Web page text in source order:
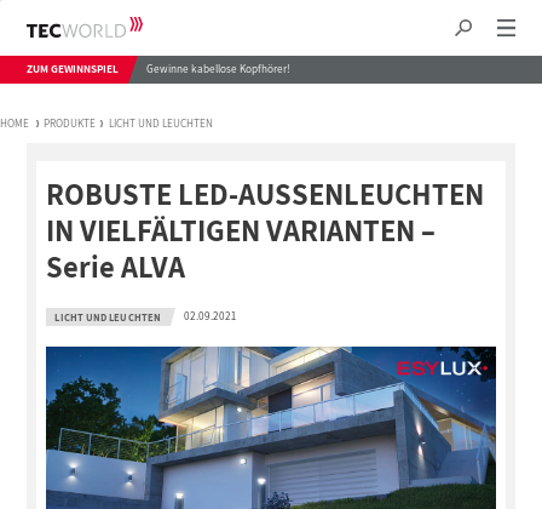
ZUM GEWINNSPIEL Gewinne kabellose Kopfhörer!
HOME PRODUKTE LICHT UND LEUCHTEN
ROBUSTE LED-AUSSENLEUCHTEN
IN VIELFÄLTIGEN VARIANTEN –
Serie ALVA
LICHT UND LEUCHTEN 02.09.2021